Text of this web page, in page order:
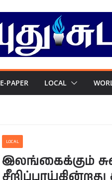
E-PAPER LOCAL
LOCAL
இலங்கைக்கும்